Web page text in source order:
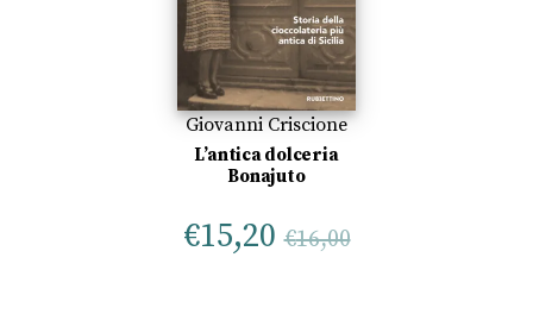
Giovanni Criscione
L’antica dolceria
Bonajuto
€15,20 €16,00